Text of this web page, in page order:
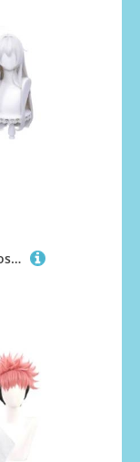
Jiumaocleu Elaina Cosplay Kostüm für Damen, Anime Elaina Uniform Anzug für Kleid Cosplay Party Halloween Karneval Weihnachten